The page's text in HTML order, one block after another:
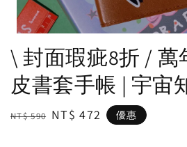
\ 封面瑕疵8折 / 萬
皮書套手帳 | 宇宙
Regular
NT$ 590 Sale
NT$ 472 優惠